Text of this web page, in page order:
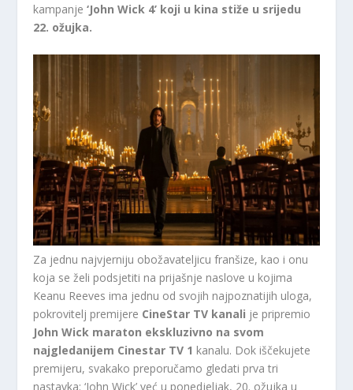
kampanje‘John Wick 4’ koji u kina stiže u srijedu
22. ožujka.
Za jednu najvjerniju obožavateljicu franšize, kao i onu
koja se želi podsjetiti na prijašnje naslove u kojima
Keanu Reeves ima jednu od svojih najpoznatijih uloga,
pokrovitelj premijere CineStar TV kanali je pripremio
John Wick maraton ekskluzivno na svom
najgledanijem Cinestar TV 1 kanalu. Dok iščekujete
premijeru, svakako preporučamo gledati prva tri
nastavka: ‘John Wick’ već u ponedjeljak, 20. ožujka u